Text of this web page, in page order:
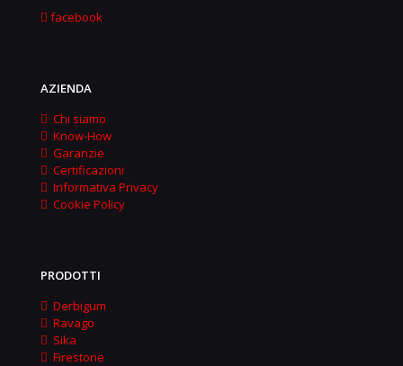
facebook
AZIENDA
Chi siamo
Know-How
Garanzie
Certificazioni
Informativa Privacy
Cookie Policy
PRODOTTI
Derbigum
Ravago
Sika
Firestone